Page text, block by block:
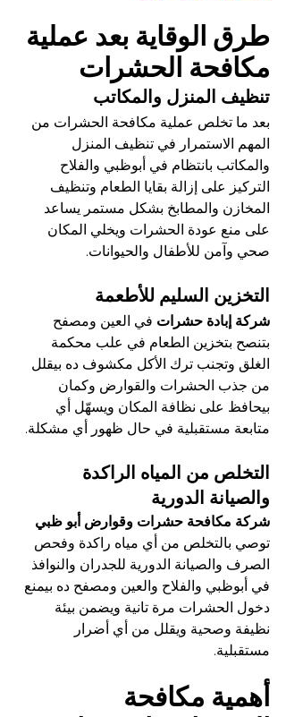
طرق الوقاية بعد عملية
مكافحة الحشرات
تنظيف المنزل والمكاتب
بعد ما تخلص عملية مكافحة الحشرات من
المهم الاستمرار في تنظيف المنزل
والمكاتب بانتظام في أبوظبي والفلاح
التركيز على إزالة بقايا الطعام وتنظيف
المخازن والمطابخ بشكل مستمر يساعد
على منع عودة الحشرات ويخلي المكان
صحي وآمن للأطفال والحيوانات.
التخزين السليم للأطعمة
شركة إبادة حشرات في العين ومصفح
بتنصح بتخزين الطعام في علب محكمة
الغلق وتجنب ترك الأكل مكشوف ده بيقلل
من جذب الحشرات والقوارض وكمان
بيحافظ على نظافة المكان ويسهّل أي
متابعة مستقبلية في حال ظهور أي مشكلة.
التخلص من المياه الراكدة
والصيانة الدورية
شركة مكافحة حشرات وقوارض أبو ظبي
توصي بالتخلص من أي مياه راكدة وفحص
الصرف والصيانة الدورية للجدران والنوافذ
في أبوظبي والفلاح والعين ومصفح ده بيمنع
دخول الحشرات مرة تانية ويضمن بيئة
نظيفة وصحية ويقلل من أي أضرار
مستقبلية.
أهمية مكافحة